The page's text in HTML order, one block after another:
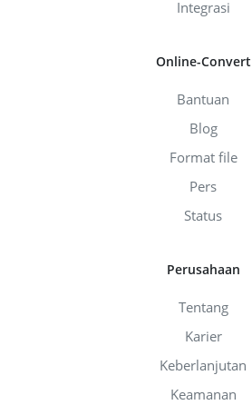
Integrasi
Online-Convert
Bantuan
Blog
Format file
Pers
Status
Perusahaan
Tentang
Karier
Keberlanjutan
Keamanan